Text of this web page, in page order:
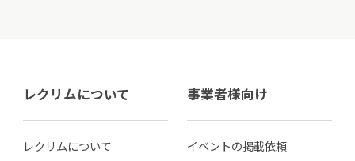
レクリムについて
レクリムについて
事業者様向け
イベントの掲載依頼